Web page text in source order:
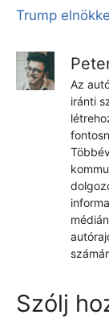
Trump
Az
iránti
Szólj